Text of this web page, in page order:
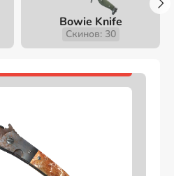
Bowie Knife
Скинов: 30